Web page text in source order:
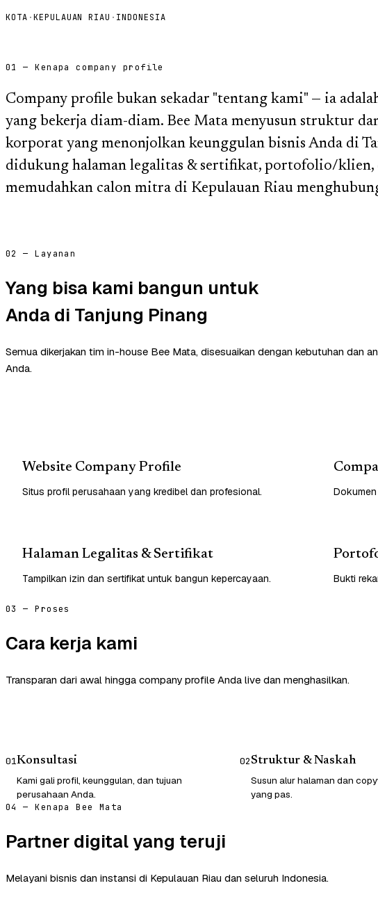
KOTA ·KEPULAUAN RIAU · INDONESIA
01 — Kenapa company profile
Company profile bukan sekadar "tentang kami" — ia
yang bekerja diam-diam. Bee Mata menyusun struktur
korporat yang menonjolkan keunggulan bisnis Anda di
didukung halaman legalitas & sertifikat, portofolio/klien,
memudahkan calon mitra di Kepulauan Riau
02 — Layanan
Yang bisa kami bangun untuk
Anda di Tanjung Pinang
Semua dikerjakan tim in-house Bee Mata, disesuaikan dengan kebutuhan dan
Anda.
Website Company Profile
Situs profil perusahaan yang kredibel dan profesional.
Halaman Legalitas & Sertifikat
Tampilkan izin dan sertifikat untuk bangun kepercayaan. Bukti
03 — Proses
Cara kerja kami
Transparan dari awal hingga company profile Anda live dan menghasilkan.
01Konsultasi
Kami gali profil, keunggulan, dan tujuan
perusahaan Anda.
02Struktur & Naskah
Susun alur halaman dan
yang pas.
04 — Kenapa Bee Mata
Partner digital yang teruji
Melayani bisnis dan instansi di Kepulauan Riau dan seluruh Indonesia.